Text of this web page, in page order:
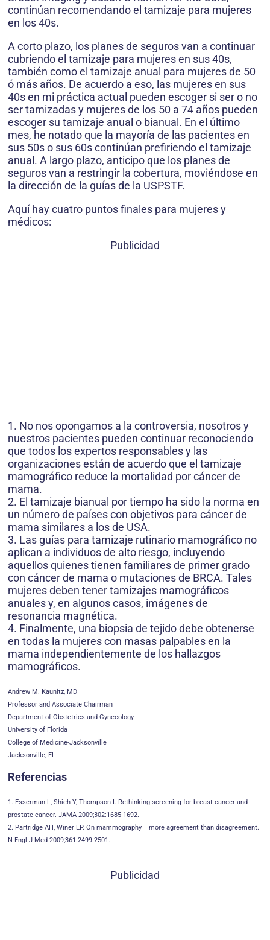
continúan recomendando el tamizaje para mujeres
en los 40s.
A corto plazo, los planes de seguros van a continuar
cubriendo el tamizaje para mujeres en sus 40s,
también como el tamizaje anual para mujeres de 50
ó más años. De acuerdo a eso, las mujeres en sus
40s en mi práctica actual pueden escoger si ser o no
ser tamizadas y mujeres de los 50 a 74 años pueden
escoger su tamizaje anual o bianual. En el último
mes, he notado que la mayoría de las pacientes en
sus 50s o sus 60s continúan prefiriendo el tamizaje
anual. A largo plazo, anticipo que los planes de
seguros van a restringir la cobertura, moviéndose en
la dirección de la guías de la USPSTF.
Aquí hay cuatro puntos finales para mujeres y
médicos:
Publicidad
1. No nos opongamos a la controversia, nosotros y
nuestros pacientes pueden continuar reconociendo
que todos los expertos responsables y las
organizaciones están de acuerdo que el tamizaje
mamográfico reduce la mortalidad por cáncer de
mama.
2. El tamizaje bianual por tiempo ha sido la norma en
un número de países con objetivos para cáncer de
mama similares a los de USA.
3. Las guías para tamizaje rutinario mamográfico no
aplican a individuos de alto riesgo, incluyendo
aquellos quienes tienen familiares de primer grado
con cáncer de mama o mutaciones de BRCA. Tales
mujeres deben tener tamizajes mamográficos
anuales y, en algunos casos, imágenes de
resonancia magnética.
4. Finalmente, una biopsia de tejido debe obtenerse
en todas la mujeres con masas palpables en la
mama independientemente de los hallazgos
mamográficos.
Andrew M. Kaunitz, MD
Professor and Associate Chairman
Department of Obstetrics and Gynecology
University of Florida
College of Medicine-Jacksonville
Jacksonville, FL
Referencias
1. Esserman L, Shieh Y, Thompson I. Rethinking screening for breast cancer and
prostate cancer. JAMA 2009;302:1685-1692.
2. Partridge AH, Winer EP. On mammography— more agreement than disagreement.
N Engl J Med 2009;361:2499-2501.
Publicidad